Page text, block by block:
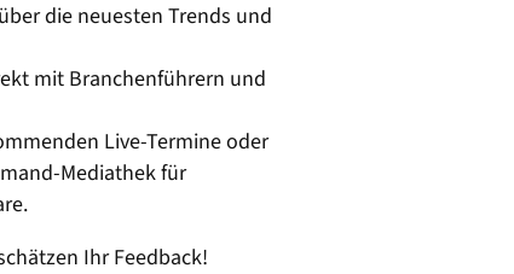
die neuesten Trends und
mit Branchenführern und
Live-Termine oder
Mediathek für
Ihr Feedback!